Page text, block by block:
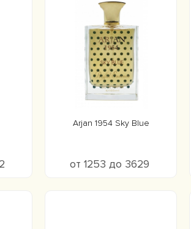
Arjan 1954 Sky Blue
от 1253 до 3629